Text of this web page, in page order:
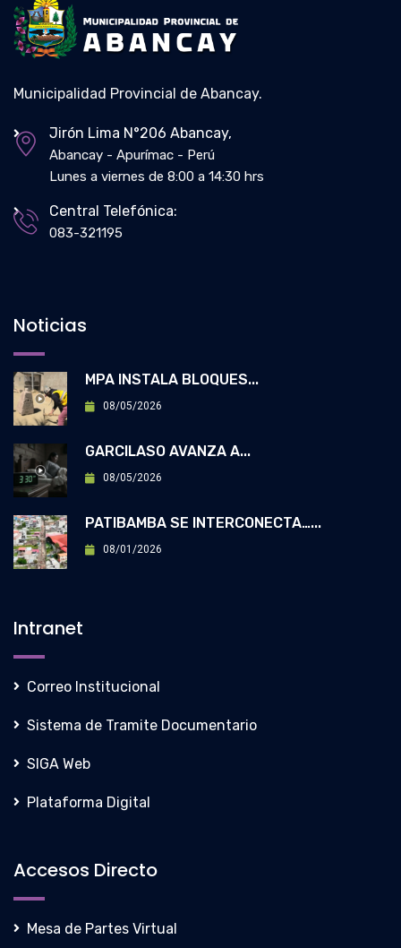
Municipalidad Provincial de Abancay.
Jirón Lima N°206 Abancay,
Abancay - Apurímac - Perú
Lunes a viernes de 8:00 a 14:30 hrs
Central Telefónica:
083-321195
Noticias
MPA INSTALA BLOQUES...
08/05/2026
GARCILASO AVANZA A...
08/05/2026
PATIBAMBA SE INTERCONECTA…...
08/01/2026
Intranet
Correo Institucional
Sistema de Tramite Documentario
SIGA Web
Plataforma Digital
Accesos Directo
Mesa de Partes Virtual